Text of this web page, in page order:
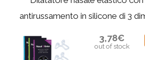
antirussamento in silicone di 3
3,78€
out of stock